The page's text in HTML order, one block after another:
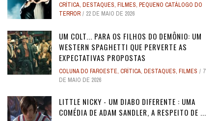
CRÍTICA, DESTAQUES, FILMES, PEQUENO CATÁLOGO DO
TERROR
22 DE MAIO DE 2026
UM COLT... PARA OS FILHOS DO DEMÔNIO: UM
WESTERN SPAGHETTI QUE PERVERTE AS
EXPECTATIVAS PROPOSTAS
COLUNA DO FAROESTE, CRÍTICA, DESTAQUES, FILMES
7
DE MAIO DE 2026
LITTLE NICKY - UM DIABO DIFERENTE : UMA
COMÉDIA DE ADAM SANDLER, A RESPEITO DE ...